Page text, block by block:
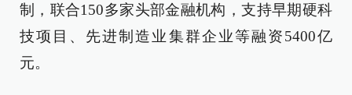
制，联合150多家头部金融机构，支持早期硬科
技项目、先进制造业集群企业等融资5400亿
元。